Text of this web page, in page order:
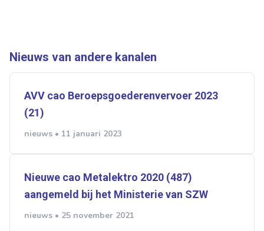
Nieuws van andere kanalen
AVV cao Beroepsgoederenvervoer 2023
(21)
nieuws • 11 januari 2023
Nieuwe cao Metalektro 2020 (487)
aangemeld bij het Ministerie van SZW
nieuws • 25 november 2021
Ontvang vacatures direct in
je mailbox